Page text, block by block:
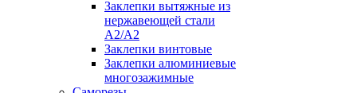
Заклепки вытяжные из
нержавеющей стали
А2/А2
Заклепки винтовые
Заклепки алюминиевые
многозажимные